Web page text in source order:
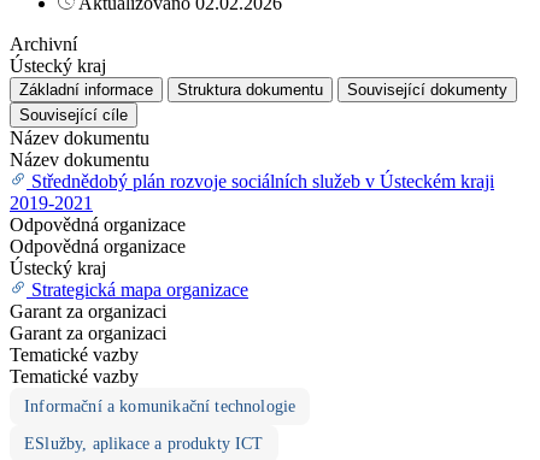
Archivní
Ústecký kraj
Základní informace Struktura dokumentu
Související dokumenty
Související cíle
Název dokumentu
Název dokumentu
Střednědobý plán rozvoje sociálních služeb v Ústeckém kraji
2019-2021
Odpovědná organizace
Odpovědná organizace
Ústecký kraj
Strategická mapa organizace
Garant za organizaci
Garant za organizaci
Tematické vazby
Tematické vazby
Informační a komunikační technologie
ESlužby, aplikace a produkty ICT